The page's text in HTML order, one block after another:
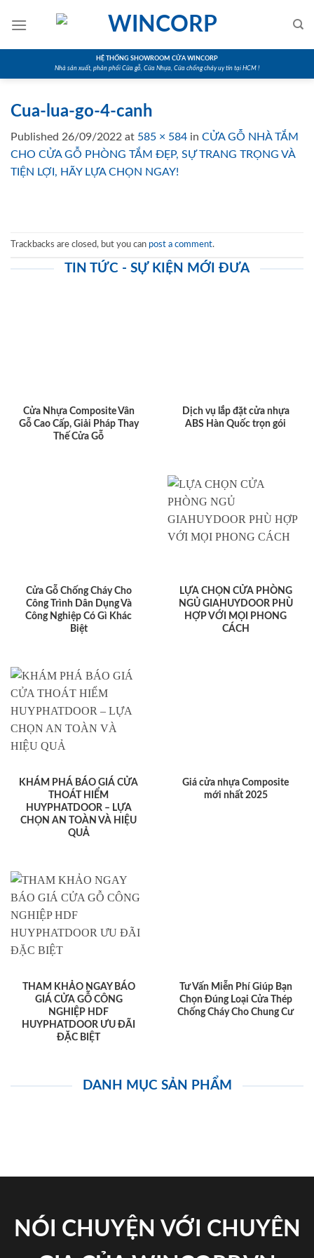
HỆ THỐNG SHOWROOM CỬA WINCORP
Nhà sản xuất, phân phối Cửa gỗ, Cửa Nhựa, Cửa chống cháy uy tín tại HCM !
Cua-lua-go-4-canh
Published 26/09/2022 at 585 × 584 in CỬA GỖ NHÀ TẮM
CHO CỬA GỖ PHÒNG TẮM ĐẸP, SỰ TRANG TRỌNG VÀ
TIỆN LỢI, HÃY LỰA CHỌN NGAY!
Trackbacks are closed, but you can post a comment.
TIN TỨC - SỰ KIỆN MỚI ĐƯA
Cửa Nhựa Composite Vân
Gỗ Cao Cấp, Giải Pháp Thay
Thế Cửa Gỗ
Dịch vụ lắp đặt cửa nhựa
ABS Hàn Quốc trọn gói
Cửa Gỗ Chống Cháy Cho
Công Trình Dân Dụng Và
Công Nghiệp Có Gì Khác
Biệt
LỰA CHỌN CỬA PHÒNG
NGỦ GIAHUYDOOR PHÙ
HỢP VỚI MỌI PHONG
CÁCH
KHÁM PHÁ BÁO GIÁ CỬA
THOÁT HIỂM
HUYPHATDOOR – LỰA
CHỌN AN TOÀN VÀ HIỆU
QUẢ
Giá cửa nhựa Composite
mới nhất 2025
THAM KHẢO NGAY BÁO
GIÁ CỬA GỖ CÔNG
NGHIỆP HDF
HUYPHATDOOR ƯU ĐÃI
ĐẶC BIỆT
Tư Vấn Miễn Phí Giúp Bạn
Chọn Đúng Loại Cửa Thép
Chống Cháy Cho Chung Cư
DANH MỤC SẢN PHẨM
NÓI CHUYỆN VỚI CHUYÊN